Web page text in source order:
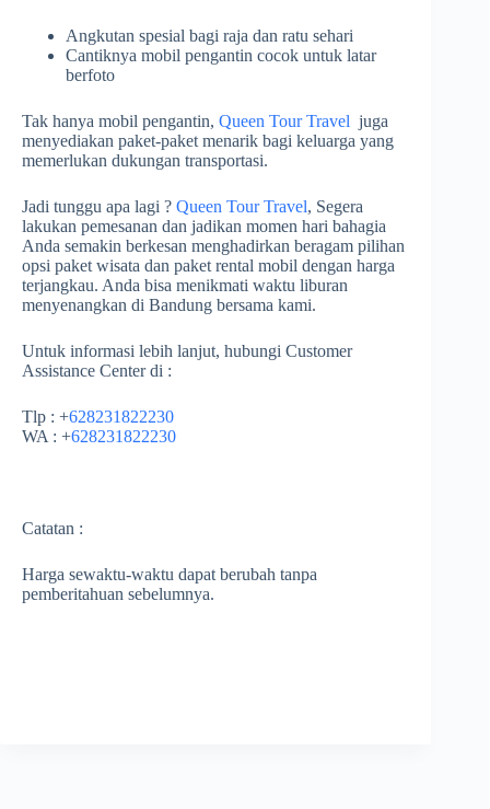
Angkutan spesial bagi raja dan ratu sehari
Cantiknya mobil pengantin cocok untuk latar
berfoto
Tak hanya mobil pengantin, Queen Tour Travel juga
menyediakan paket-paket menarik bagi keluarga yang
memerlukan dukungan transportasi.
Jadi tunggu apa lagi ? Queen Tour Travel, Segera
lakukan pemesanan dan jadikan momen hari bahagia
Anda semakin berkesan menghadirkan beragam pilihan
opsi paket wisata dan paket rental mobil dengan harga
terjangkau. Anda bisa menikmati waktu liburan
menyenangkan di Bandung bersama kami.
Untuk informasi lebih lanjut, hubungi Customer
Assistance Center di :
Tlp : +628231822230
WA : +628231822230
Catatan :
Harga sewaktu-waktu dapat berubah tanpa
pemberitahuan sebelumnya.